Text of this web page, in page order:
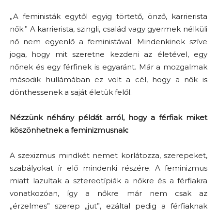
„A feministák egytől egyig törtető, önző, karrierista
nők.” A karrierista, szingli, család vagy gyermek nélküli
nő nem egyenlő a feministával. Mindenkinek szíve
joga, hogy mit szeretne kezdeni az életével, egy
nőnek és egy férfinek is egyaránt. Már a mozgalmak
második hullámában ez volt a cél, hogy a nők is
dönthessenek a saját életük felől.
Nézzünk néhány példát arról, hogy a férfiak miket
köszönhetnek a feminizmusnak:
A szexizmus mindkét nemet korlátozza, szerepeket,
szabályokat ír elő mindenki részére. A feminizmus
miatt lazultak a sztereotípiák a nőkre és a férfiakra
vonatkozóan, így a nőkre már nem csak az
„érzelmes” szerep „jut”, ezáltal pedig a férfiaknak